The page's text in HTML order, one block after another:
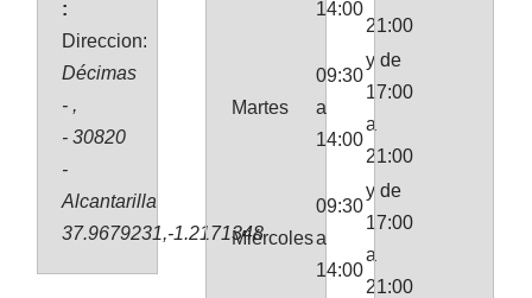
:
Direccion:
Décimas
- ,
- 30820
-
Alcantarilla
37.9679231,-1.2171348
14:00
21:00
Martes
09:30
a
14:00
y de
17:00
a
21:00
Miércoles
09:30
a
14:00
y de
17:00
a
21:00